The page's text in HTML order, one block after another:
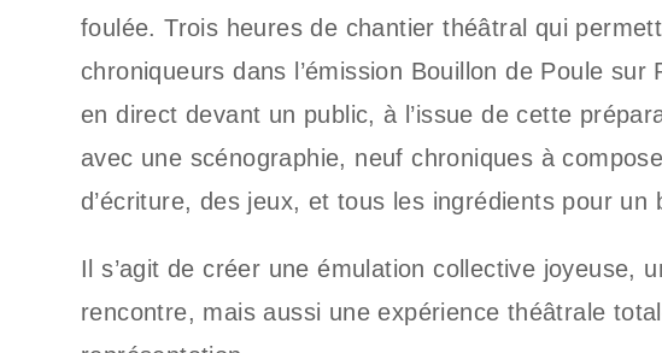
foulée. Trois heures de chantier théâtral qui
chroniqueurs dans l’émission Bouillon de Poule sur
en direct devant un public, à l’issue de cette
avec une scénographie, neuf chroniques à
d’écriture, des jeux, et tous les ingrédients pour un
Il s’agit de créer une émulation collective joyeuse,
rencontre, mais aussi une expérience théâtrale